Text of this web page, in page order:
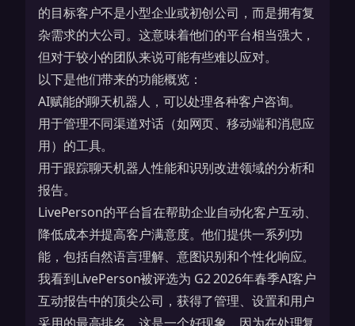
的目标客户不是小型企业或初创公司，而是拥有复
杂需求的大公司。这意味着他们的平台相当强大，
但对于较小的团队来说可能有些难以应对。
以下是他们带来的功能概览：
AI赋能的聊天机器人，可以处理各种客户咨询。
用于管理不同渠道对话（如网页、移动端和消息应
用）的工具。
用于跟踪聊天机器人性能和识别改进领域的分析和
报告。
LivePerson的平台旨在帮助企业自动化客户互动、
降低成本并提高客户满意度。他们提供一系列功
能，包括自然语言理解、意图识别和个性化响应。
我看到LivePerson被评选为 G2 2026年春季AI客户
互动报告中的顶尖公司，获得了管理、设置和用户